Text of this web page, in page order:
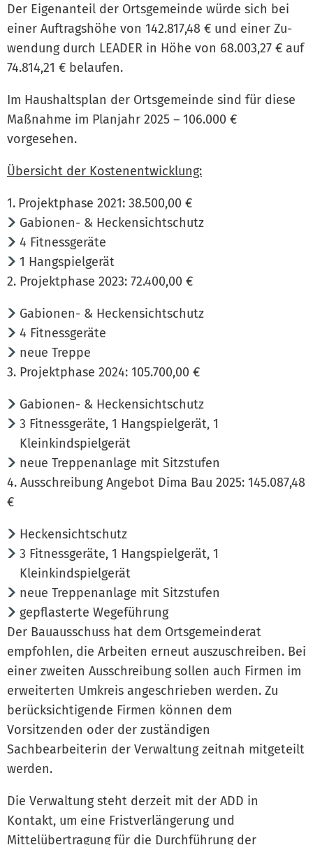
Der Eigenanteil der Ortsgemeinde würde sich bei
einer Auftragshöhe von 142.817,48 € und einer Zu-
wendung durch LEADER in Höhe von 68.003,27 € auf
74.814,21 € belaufen.
Im Haushaltsplan der Ortsgemeinde sind für diese
Maßnahme im Planjahr 2025 – 106.000 €
vorgesehen.
Übersicht der Kostenentwicklung:
Projektphase 2021: 38.500,00 €
Gabionen- & Heckensichtschutz
4 Fitnessgeräte
1 Hangspielgerät
2. Projektphase 2023: 72.400,00 €
Gabionen- & Heckensichtschutz
4 Fitnessgeräte
neue Treppe
3. Projektphase 2024: 105.700,00 €
Gabionen- & Heckensichtschutz
3 Fitnessgeräte, 1 Hangspielgerät, 1
Kleinkindspielgerät
neue Treppenanlage mit Sitzstufen
4. Ausschreibung Angebot Dima Bau 2025: 145.087,48
€
Heckensichtschutz
3 Fitnessgeräte, 1 Hangspielgerät, 1
Kleinkindspielgerät
neue Treppenanlage mit Sitzstufen
gepflasterte Wegeführung
Der Bauausschuss hat dem Ortsgemeinderat
empfohlen, die Arbeiten erneut auszuschreiben. Bei
einer zweiten Ausschreibung sollen auch Firmen im
erweiterten Umkreis angeschrieben werden. Zu
berücksichtigende Firmen können dem
Vorsitzenden oder der zuständigen
Sachbearbeiterin der Verwaltung zeitnah mitgeteilt
werden.
Die Verwaltung steht derzeit mit der ADD in
Kontakt, um eine Fristverlängerung und
Mittelübertragung für die Durchführung der